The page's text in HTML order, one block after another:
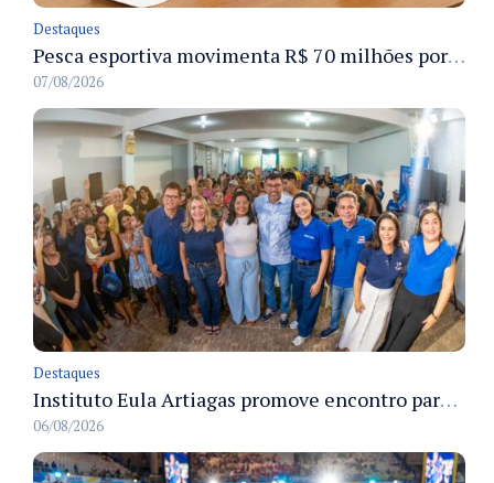
Destaques
Pesca esportiva movimenta R$ 70 milhões por ano e ganha espaço na economia sustentável do Amazonas
07/08/2026
Destaques
Instituto Eula Artiagas promove encontro para discutir melhorias para o bairro Petrópolis
06/08/2026